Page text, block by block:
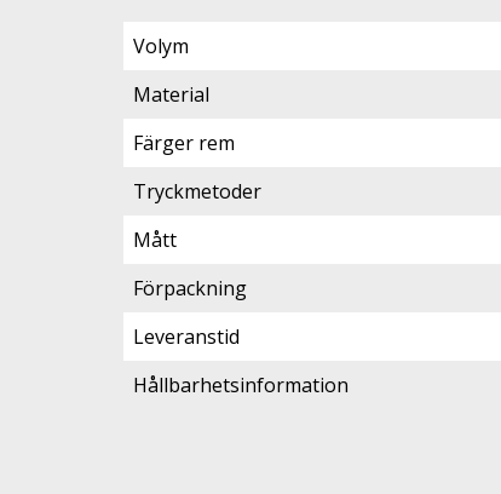
Volym
Material
Färger rem
Tryckmetoder
Mått
Förpackning
Leveranstid
Hållbarhetsinformation